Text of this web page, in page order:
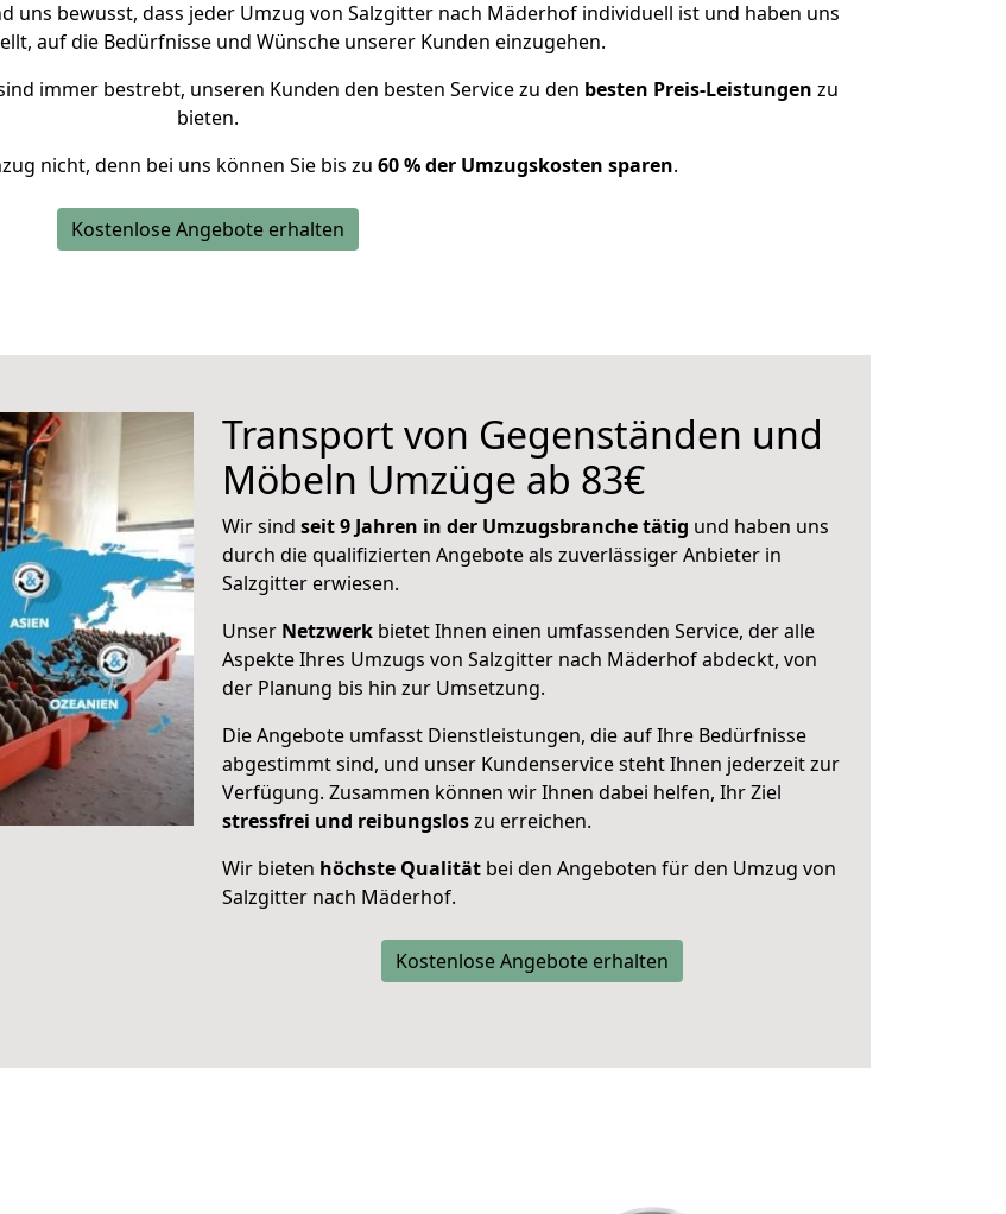
uns bewusst, dass jeder Umzug von Salzgitter nach Mäderhof individuell ist und haben uns
auf die Bedürfnisse und Wünsche unserer Kunden einzugehen.
immer bestrebt, unseren Kunden den besten Service zu den besten Preis-Leistungen zu
bieten.
nicht, denn bei uns können Sie bis zu 60 % der Umzugskosten sparen.
Kostenlose Angebote erhalten
Transport von Gegenständen und
Möbeln Umzüge ab 83€
Wir sind seit 9 Jahren in der Umzugsbranche tätig und haben uns
durch die qualifizierten Angebote als zuverlässiger Anbieter in
Salzgitter erwiesen.
Unser Netzwerk bietet Ihnen einen umfassenden Service, der alle
Aspekte Ihres Umzugs von Salzgitter nach Mäderhof abdeckt, von
der Planung bis hin zur Umsetzung.
Die Angebote umfasst Dienstleistungen, die auf Ihre Bedürfnisse
abgestimmt sind, und unser Kundenservice steht Ihnen jederzeit zur
Verfügung. Zusammen können wir Ihnen dabei helfen, Ihr Ziel
stressfrei und reibungsloszu erreichen.
Wir bieten höchste Qualität bei den Angeboten für den Umzug von
Salzgitter nach Mäderhof.
Kostenlose Angebote erhalten